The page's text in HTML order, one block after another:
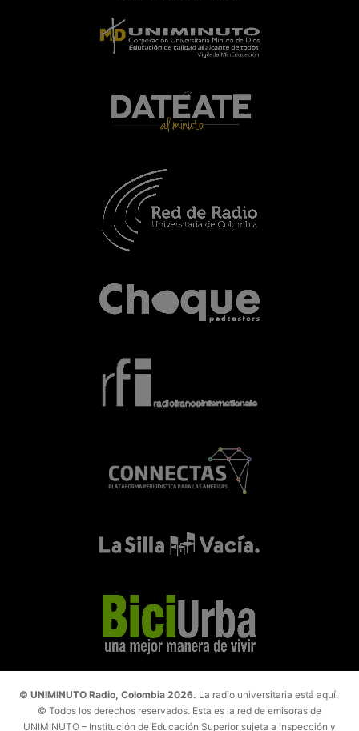
© UNIMINUTO Radio, Colombia 2026. La radio universitaria está aquí.
© Todos los derechos reservados. Esta es la red de emisoras de
UNIMINUTO – Institución de Educación Superior sujeta a inspección y